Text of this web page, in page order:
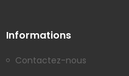
Informations
Contactez-nous